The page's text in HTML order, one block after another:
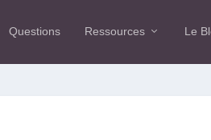
Questions Ressources Le